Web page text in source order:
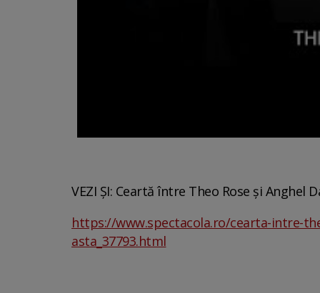
VEZI ȘI: Ceartă între Theo Rose și Anghel
https://www.spectacola.ro/cearta-intre-
asta_37793.html